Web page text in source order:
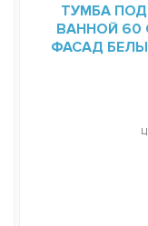
ТУМБА
ВАННОЙ 60
ФАСАД